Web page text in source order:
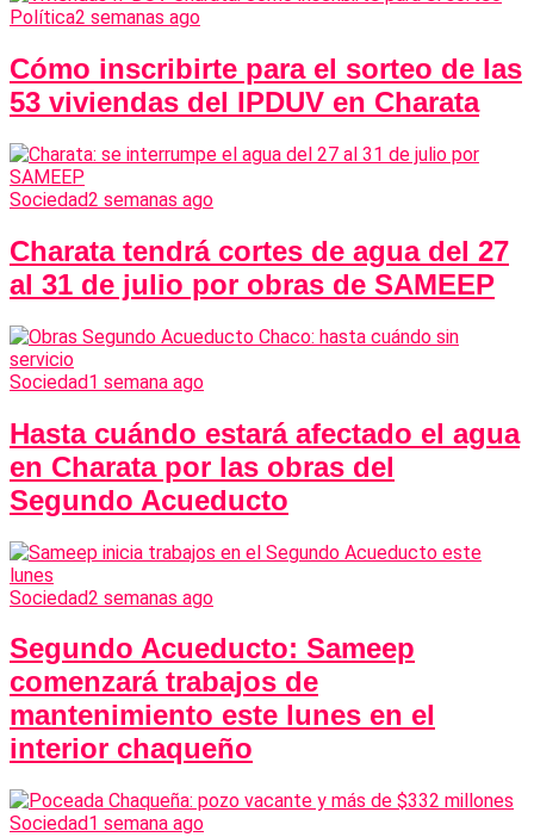
Política2 semanas ago
Cómo inscribirte para el sorteo de las
53 viviendas del IPDUV en Charata
Sociedad2 semanas ago
Charata tendrá cortes de agua del 27
al 31 de julio por obras de SAMEEP
Sociedad1 semana ago
Hasta cuándo estará afectado el agua
en Charata por las obras del
Segundo Acueducto
Sociedad2 semanas ago
Segundo Acueducto: Sameep
comenzará trabajos de
mantenimiento este lunes en el
interior chaqueño
Sociedad1 semana ago